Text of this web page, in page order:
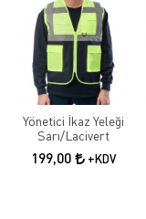
Yönetici İkaz Yeleği
Sarı/Lacivert
199,00 +KDV